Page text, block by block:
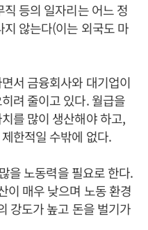
등의 일자리는 어느 정
않는다(이는 외국도 마
서 금융회사와 대기업이
려 줄이고 있다. 월급을
를 많이 생산해야 하고,
한적일 수밖에 없다.
을 노동력을 필요로 한다.
이 매우 낮으며 노동 환경
강도가 높고 돈을 벌기가